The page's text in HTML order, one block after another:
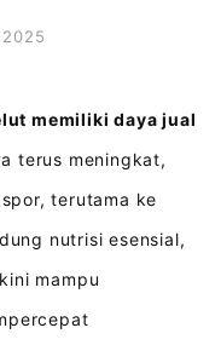
2025
memiliki daya jual
terus meningkat,
terutama ke
nutrisi esensial,
mampu